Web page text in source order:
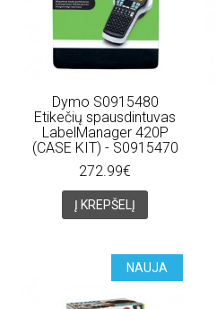
Dymo S0915480
Etikečių spausdintuvas
LabelManager 420P
(CASE KIT) - S0915470
272.99€
Į KREPŠELĮ
NAUJA